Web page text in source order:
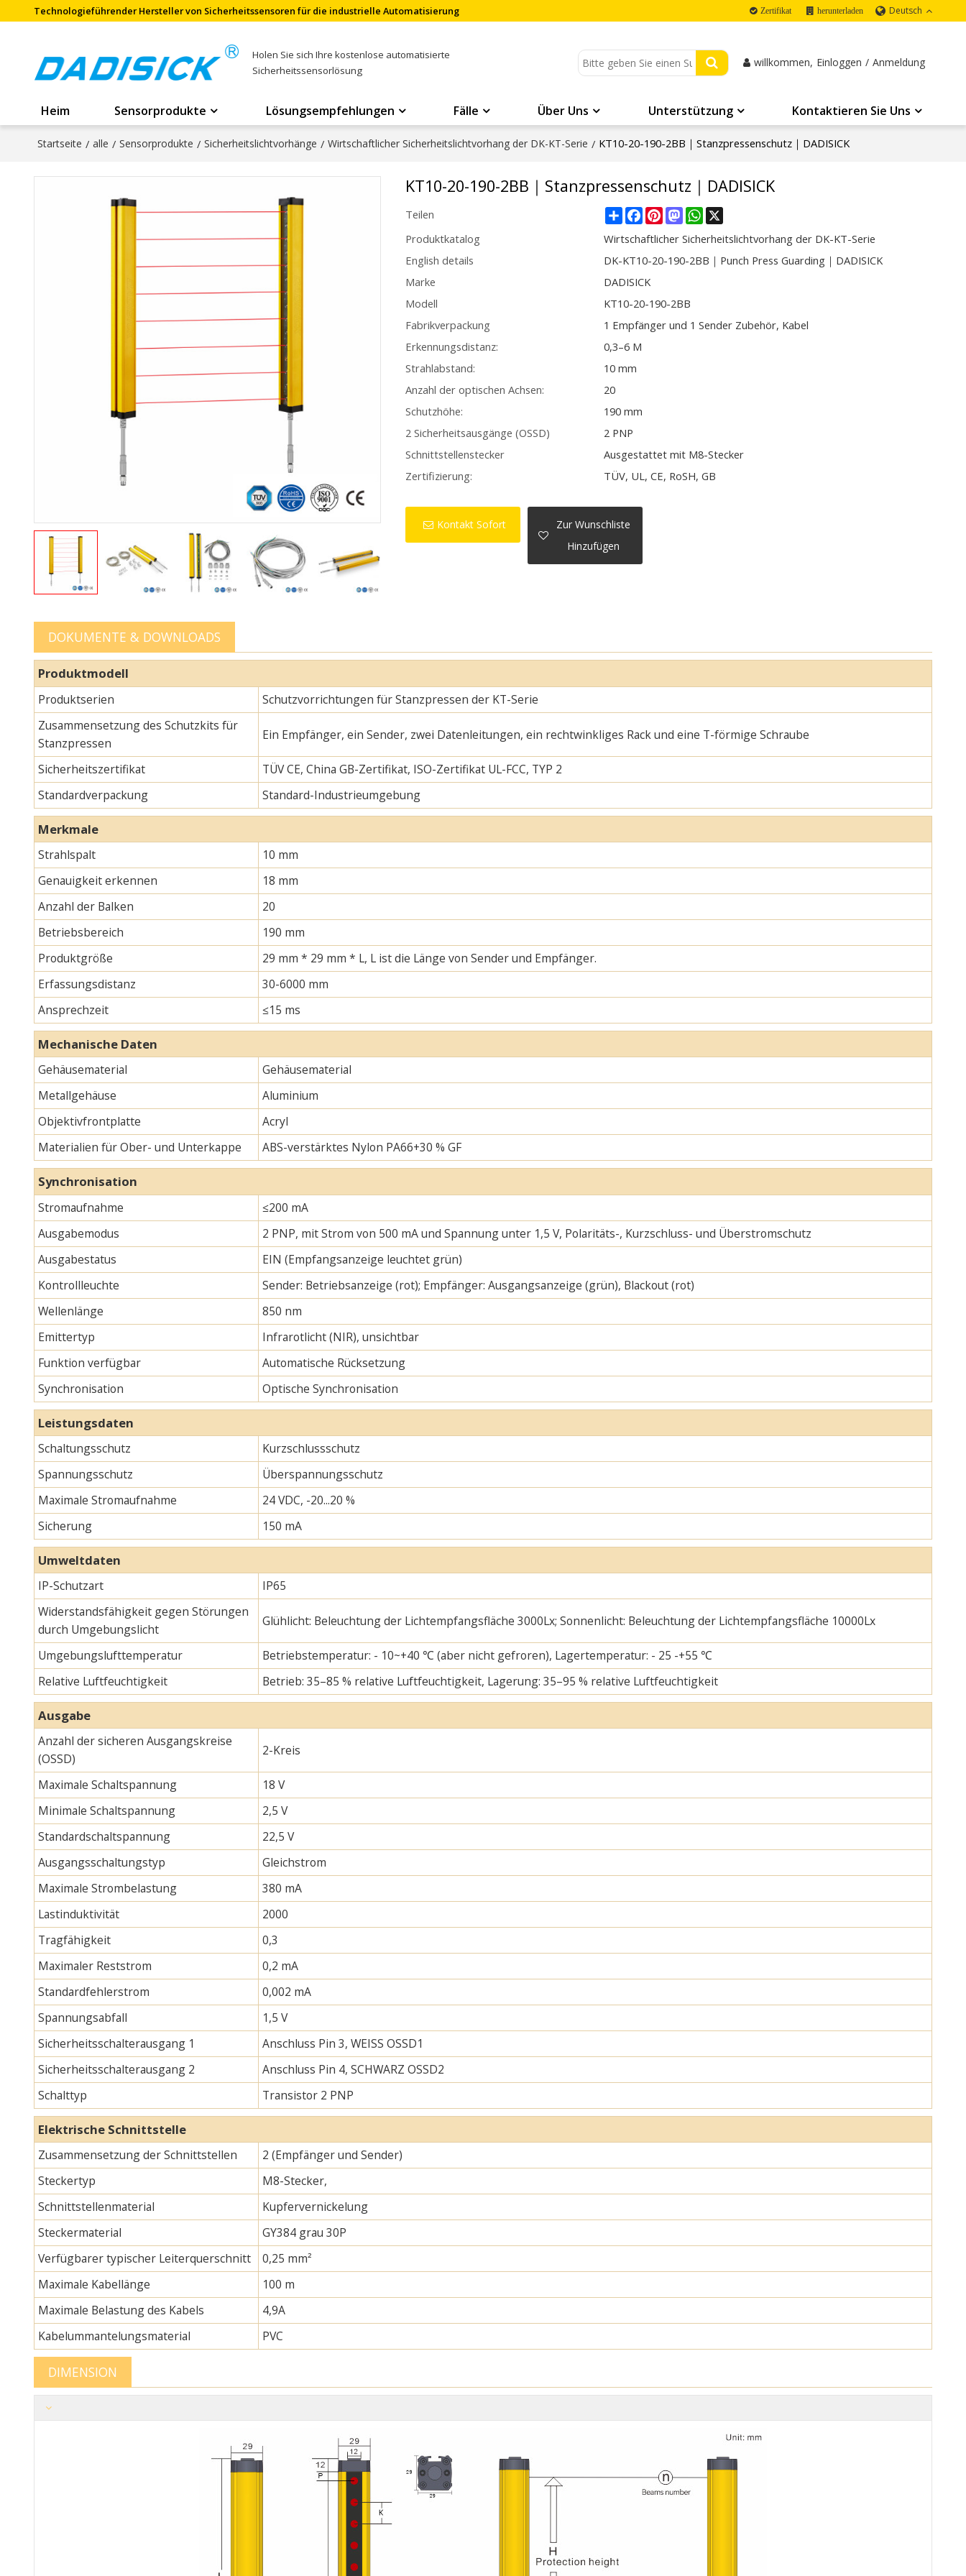
Technologieführender Hersteller von Sicherheitssensoren für die industrielle Automatisierung Zertifikat herunterladen Deutsch
Holen Sie sich Ihre kostenlose automatisierte
Sicherheitssensorlösung
willkommen, Einloggen / Anmeldung
Heim Sensorprodukte Lösungsempfehlungen Fälle Über Uns Unterstützung Kontaktieren Sie Uns
Startseite / alle / Sensorprodukte / Sicherheitslichtvorhänge / Wirtschaftlicher Sicherheitslichtvorhang der DK-KT-Serie / KT10-20-190-2BB｜Stanzpressenschutz｜DADISICK
KT10-20-190-2BB｜Stanzpressenschutz｜DADISICK
Teilen ShareFacebook
PinterestMastodonWhatsApp
Produktkatalog
Wirtschaftlicher Sicherheitslichtvorhang der DK-KT-Serie
English details
DK-KT10-20-190-2BB｜Punch Press Guarding｜DADISICK
Marke
DADISICK
Modell
KT10-20-190-2BB
Fabrikverpackung
1 Empfänger und 1 Sender Zubehör, Kabel
Erkennungsdistanz:
0,3–6 M
Strahlabstand:
10 mm
Anzahl der optischen Achsen:
20
Schutzhöhe:
190 mm
2 Sicherheitsausgänge (OSSD)
2 PNP
Schnittstellenstecker
Ausgestattet mit M8-Stecker
Zertifizierung:
TÜV, UL, CE, RoSH, GB
Kontakt Sofort
Zur Wunschliste
Hinzufügen
DOKUMENTE & DOWNLOADS
Produktmodell
Produktserien
Schutzvorrichtungen für Stanzpressen der KT-Serie
Zusammensetzung des Schutzkits für
Stanzpressen
Ein Empfänger, ein Sender, zwei Datenleitungen, ein rechtwinkliges Rack und eine T-förmige Schraube
Sicherheitszertifikat
TÜV CE, China GB-Zertifikat, ISO-Zertifikat UL-FCC, TYP 2
Standardverpackung
Standard-Industrieumgebung
Merkmale
Strahlspalt
10 mm
Genauigkeit erkennen
18 mm
Anzahl der Balken
20
Betriebsbereich
190 mm
Produktgröße
29 mm * 29 mm * L, L ist die Länge von Sender und Empfänger.
Erfassungsdistanz
30-6000 mm
Ansprechzeit
≤15 ms
Mechanische Daten
Gehäusematerial
Gehäusematerial
Metallgehäuse
Aluminium
Objektivfrontplatte
Acryl
Materialien für Ober- und Unterkappe
ABS-verstärktes Nylon PA66+30 % GF
Synchronisation
Stromaufnahme
≤200 mA
Ausgabemodus
2 PNP, mit Strom von 500 mA und Spannung unter 1,5 V, Polaritäts-, Kurzschluss- und Überstromschutz
Ausgabestatus
EIN (Empfangsanzeige leuchtet grün)
Kontrollleuchte
Sender: Betriebsanzeige (rot); Empfänger: Ausgangsanzeige (grün), Blackout (rot)
Wellenlänge
850 nm
Emittertyp
Infrarotlicht (NIR), unsichtbar
Funktion verfügbar
Automatische Rücksetzung
Synchronisation
Optische Synchronisation
Leistungsdaten
Schaltungsschutz
Kurzschlussschutz
Spannungsschutz
Überspannungsschutz
Maximale Stromaufnahme
24 VDC, -20...20 %
Sicherung
150 mA
Umweltdaten
IP-Schutzart
IP65
Widerstandsfähigkeit gegen Störungen
durch Umgebungslicht
Glühlicht: Beleuchtung der Lichtempfangsfläche 3000Lx; Sonnenlicht: Beleuchtung der Lichtempfangsfläche 10000Lx
Umgebungslufttemperatur
Betriebstemperatur: - 10~+40 ℃ (aber nicht gefroren), Lagertemperatur: - 25 -+55 ℃
Relative Luftfeuchtigkeit
Betrieb: 35–85 % relative Luftfeuchtigkeit, Lagerung: 35–95 % relative Luftfeuchtigkeit
Ausgabe
Anzahl der sicheren Ausgangskreise
(OSSD)
2-Kreis
Maximale Schaltspannung
18 V
Minimale Schaltspannung
2,5 V
Standardschaltspannung
22,5 V
Ausgangsschaltungstyp
Gleichstrom
Maximale Strombelastung
380 mA
Lastinduktivität
2000
Tragfähigkeit
0,3
Maximaler Reststrom
0,2 mA
Standardfehlerstrom
0,002 mA
Spannungsabfall
1,5 V
Sicherheitsschalterausgang 1
Anschluss Pin 3, WEISS OSSD1
Sicherheitsschalterausgang 2
Anschluss Pin 4, SCHWARZ OSSD2
Schalttyp
Transistor 2 PNP
Elektrische Schnittstelle
Zusammensetzung der Schnittstellen
2 (Empfänger und Sender)
Steckertyp
M8-Stecker,
Schnittstellenmaterial
Kupfervernickelung
Steckermaterial
GY384 grau 30P
Verfügbarer typischer Leiterquerschnitt
0,25 mm²
Maximale Kabellänge
100 m
Maximale Belastung des Kabels
4,9A
Kabelummantelungsmaterial
PVC
DIMENSION